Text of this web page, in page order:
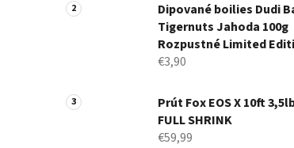
Dipované boilies Dudi
Tigernuts Jahoda 100g
Rozpustné Limited
€3,90
Prút Fox EOS X 10ft
FULL SHRINK
€59,99